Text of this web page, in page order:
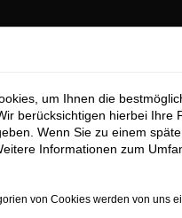
um Ihnen die
berücksichtigen hierbei Ihre
Wenn Sie zu einem
Informationen zum
von Cookies werden von uns